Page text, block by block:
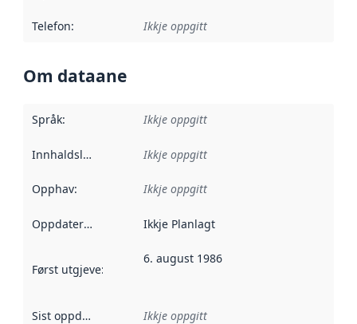
Telefon: Ikkje oppgitt
Om dataane
Språk: Ikkje oppgitt
Innhaldsleverandørar :
Ikkje oppgitt
Opphav: Ikkje oppgitt
Oppdateringsfrekvens :
Ikkje Planlagt
Først utgjeve: Denne datoen seier når dataa i dette
6. august 1986
Sist oppdatert Ikkje oppgitt